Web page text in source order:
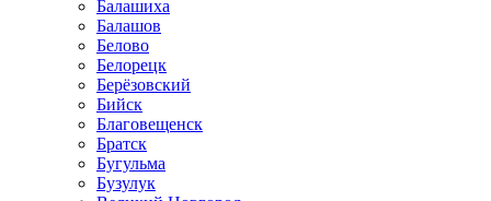
Балашиха
Балашов
Белово
Белорецк
Берёзовский
Бийск
Благовещенск
Братск
Бугульма
Бузулук